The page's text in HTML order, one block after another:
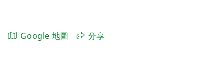
Google 地圖 分享